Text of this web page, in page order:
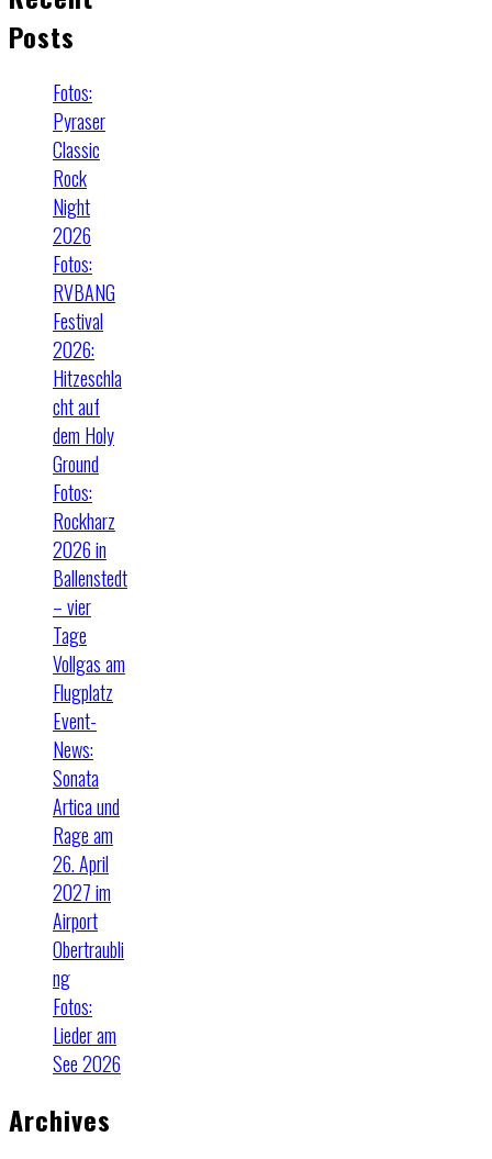
Posts
Fotos:
Pyraser
Classic
Rock
Night
2026
Fotos:
RVBANG
Festival
2026:
Hitzeschla
cht auf
dem Holy
Ground
Fotos:
Rockharz
2026 in
Ballenstedt
– vier
Tage
Vollgas am
Flugplatz
Event-
News:
Sonata
Artica und
Rage am
26. April
2027 im
Airport
Obertraubli
ng
Fotos:
Lieder am
See 2026
Archives